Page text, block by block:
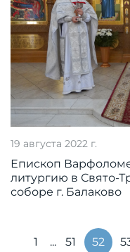
19 августа 2022 г.
Епископ
литургию в Свято-
соборе г. Балаково
1 ... 51 52